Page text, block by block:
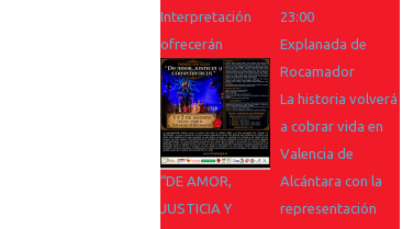
Interpretación
ofrecerán
“DE AMOR,
JUSTICIA Y
23:00
Explanada de
Rocamador
La historia volverá
a cobrar vida en
Valencia de
Alcántara con la
representación